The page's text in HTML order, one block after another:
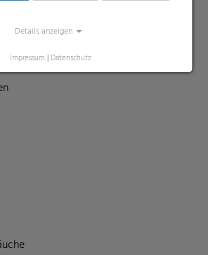
Details anzeigen
Impressum | Datenschutz